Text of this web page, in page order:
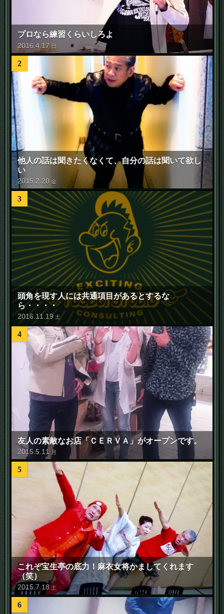
プロなら練習くらいしろよ
2016 .4.17 日
2
他人の話は聞きたくなくて、自分の話は聞いて欲し
い
2015 2 20 金
3
頭角を現す人には共通項目があるとするな
ら・・・・
2016 11 19 土
4
友人の素敵なお店「ＣＥＲＶＡ」がオープンです。
2015 5 11 月
5
これぞ宝生亭の底力！麻衣女将かましてくれます
（笑）
2015.7. 18 土
6